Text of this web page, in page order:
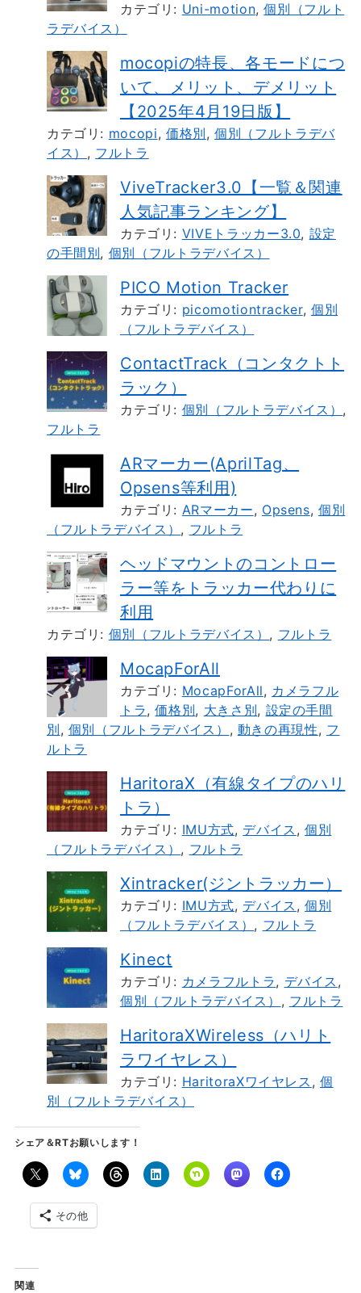
カテゴリ: Uni-motion,個別（フルト
ラデバイス）
mocopiの特長、各モードにつ
いて、メリット、デメリット
【2025年4月19日版】
カテゴリ: mocopi, 価格別,個別（フルトラデバ
イス） , フルトラ
ViveTracker3.0【一覧＆関連
人気記事ランキング】
カテゴリ: VIVEトラッカー3.0, 設定
の手間別, 個別（フルトラデバイス）
PICO Motion Tracker
カテゴリ: picomotiontracker, 個別
（フルトラデバイス）
ContactTrack（コンタクトト
ラック）
カテゴリ: 個別（フルトラデバイス） ,
フルトラ
ARマーカー(AprilTag、
Opsens等利用)
カテゴリ: ARマーカー, Opsens, 個別
（フルトラデバイス） , フルトラ
ヘッドマウントのコントロー
ラー等をトラッカー代わりに
利用
カテゴリ: 個別（フルトラデバイス） , フルトラ
MocapForAll
カテゴリ: MocapForAll, カメラフル
トラ,価格別, 大きさ別, 設定の手間
別, 個別（フルトラデバイス） , 動きの再現性, フ
ルトラ
HaritoraX（有線タイプのハリ
トラ）
カテゴリ: IMU方式, デバイス ,個別
（フルトラデバイス） , フルトラ
Xintracker(ジントラッカー）
カテゴリ: IMU方式, デバイス ,個別
（フルトラデバイス） , フルトラ
Kinect
カテゴリ: カメラフルトラ, デバイス ,
個別（フルトラデバイス） , フルトラ
HaritoraXWireless（ハリト
ラワイヤレス）
カテゴリ: HaritoraXワイヤレス , 個
別（フルトラデバイス）
シェア＆RTお願いします！
その他
関連